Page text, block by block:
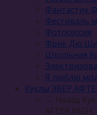
Фантастик
Фестиваль
Фотосессия
Фрик Дю
Школьная
Я люблю
Куклы ЭВЕР
← Назад
AFTER HIGH